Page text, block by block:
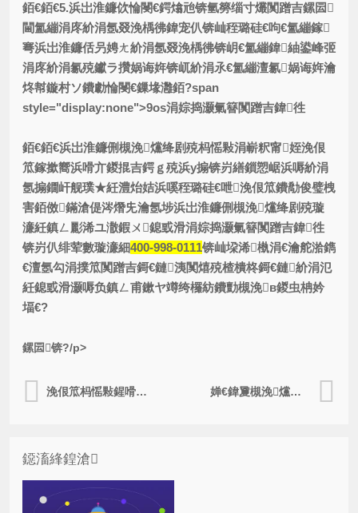
銆€銆€5.浜岀淮鐮佽惀閿€鍔熻兘锛氫簩缁寸爜闃蹭吉鏍囩
閫氳繃涓庝紒涓氬叕浼楀彿鍏宠仈锛屾秷璐硅€呴€氳繃鎵
弿浜岀淮鐮佸叧娉ㄤ紒涓氬叕浼楀彿锛岄€氳繃鍏紬鍙峰弬
涓庝紒涓氱殑钀ラ攢娲诲姩锛屼紒涓氶€氳繃澶氱娲诲姩瀹
炵幇鏇村ソ鐨勮惀閿€鏁堟灉銆?span
style="display:none">9os涓婃捣灏氭簮闃蹭吉鍏徃
銆€銆€浜岀淮鐮侀槻浼爣绛剧殑杩愮敤涓嶄粎甯姪浼佷
笟鎵撳嚮浜嗗亣鍐掍吉鍔ｇ殑浜у搧锛岃繕鎻愬崌浜嗕紒涓
氬搧鐗屽舰璞★紝澧炲姞浜嗘秷璐硅€呭浼佷笟鐨勪俊璧栧
害銆傚鏋滄偍涔熸兂瀹氬埗浜岀淮鐮侀槻浼爣绛剧殑璇
濓紝鎮ㄥ彲浠ユ潵鍜ㄨ鎴戜滑涓婃捣灏氭簮闃蹭吉鍏徃
锛岃仈绯荤數璇濓細400-998-0111锛屾垜浠槸涓€瀹舵湁鐫
€澶氬勾涓撲笟闃蹭吉鎶€鏈洟闃熺殑楂樻柊鎶€鏈紒涓氾
紝鎴戜滑灏嗕负鎮ㄥ甫鏉ヤ竴绔欏紡鐨勯槻浼в鍐虫柟妗
堛€?
鏍囩锛?/p>
浼佷笟杩愮敤鍟嗗搧闃蹭吉鏍囩鑳藉甫鏉ュ摢浜涗紭鍔夸环鍊硷紵 婵€鍏夐槻浼爣绛惧埗浣滃嵃鍒锋祦绋?/a>
鐚滀綘鍠滄